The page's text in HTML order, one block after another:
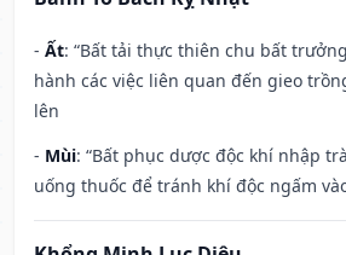
- Ất: “Bất tải thực thiên chu bất
hành các việc liên quan đến gieo
lên
- Mùi: “Bất phục dược độc khí nhập
uống thuốc để tránh khí độc ngấm